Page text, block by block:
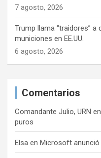
7 agosto, 2026
Trump llama “traidores”
municiones en EE.UU.
6 agosto, 2026
Comentarios
Comandante Julio, URN en
puros
Elsa en Microsoft